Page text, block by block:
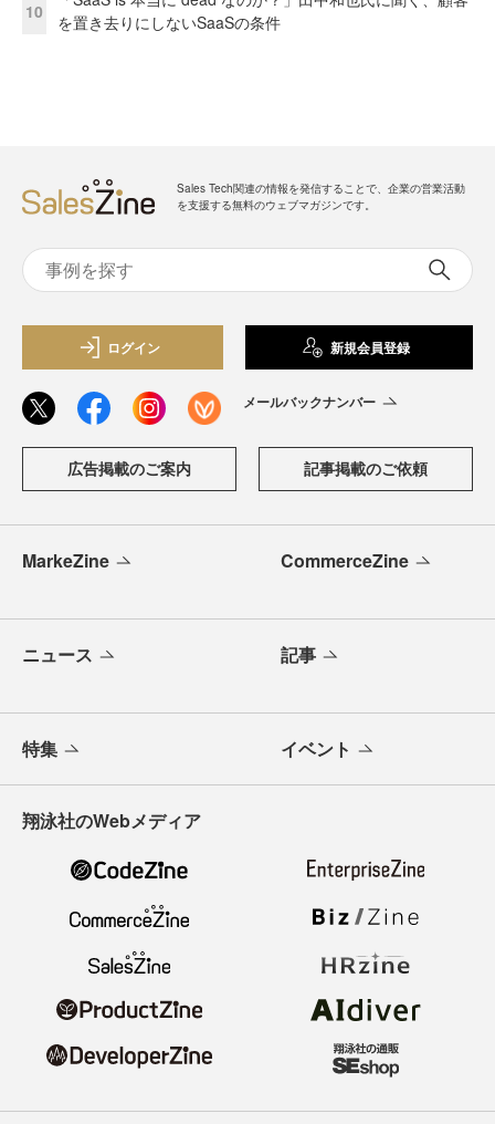
10
を置き去りにしないSaaSの条件
Sales Tech関連の情報を発信することで、企業の営業活動
を支援する無料のウェブマガジンです。
ログイン 新規会員登録
メールバックナンバー
広告掲載のご案内 記事掲載のご依頼
MarkeZine CommerceZine
ニュース 記事
特集 イベント
翔泳社のWebメディア